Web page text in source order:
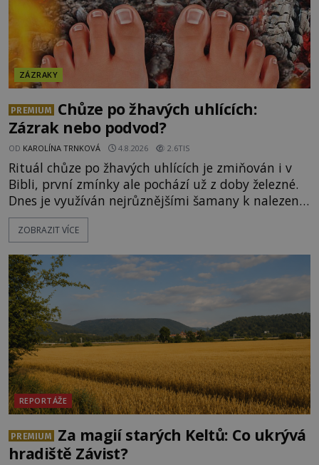
ZÁZRAKY
PREMIUM
Chůze po žhavých uhlících:
Zázrak nebo podvod?
OD KAROLÍNA TRNKOVÁ 4.8.2026 2.6TIS
Rituál chůze po žhavých uhlících je zmiňován i v
Bibli, první zmínky ale pochází už z doby železné.
Dnes je využíván nejrůznějšími šamany k nalezení
spirituální síly či vnitřního klidu. Jak funguje a proč
si při něm člověk nepopálí nohy, což bylo
nadpřirozeného? Histori
ZOBRAZIT VÍCE
REPORTÁŽE
PREMIUM
Za magií starých Keltů: Co ukrývá
hradiště Závist?